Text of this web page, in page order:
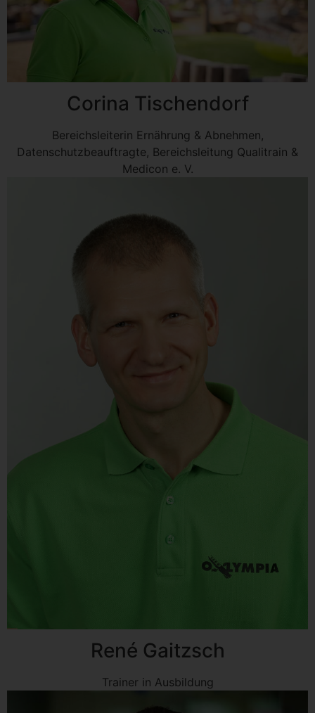
Corina Tischendorf
Bereichsleiterin Ernährung & Abnehmen,
Datenschutzbeauftragte, Bereichsleitung Qualitrain &
Medicon e. V.
René Gaitzsch
Trainer in Ausbildung